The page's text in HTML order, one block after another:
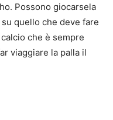
Possono giocarsela
quello che deve fare
che è sempre
viaggiare la palla il